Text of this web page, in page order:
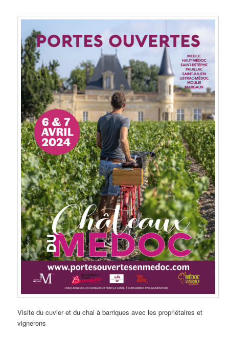
Visite du cuvier et du chai à barriques avec les propriétaires et
vignerons